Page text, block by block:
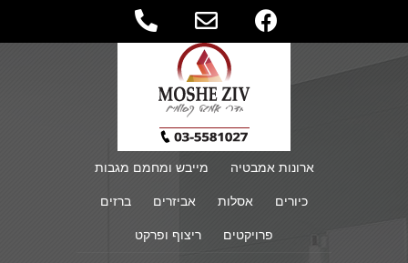
ארונות אמבטיה מייבש ומחמם מגבות
כיורים אסלות אביזרים ברזים
פרויקטים ריצוף ופרקט